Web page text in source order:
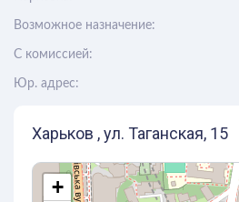
Возможное назначение:
C комиссией:
Юр. адрес:
Харьков , ул. Таганская, 15
+